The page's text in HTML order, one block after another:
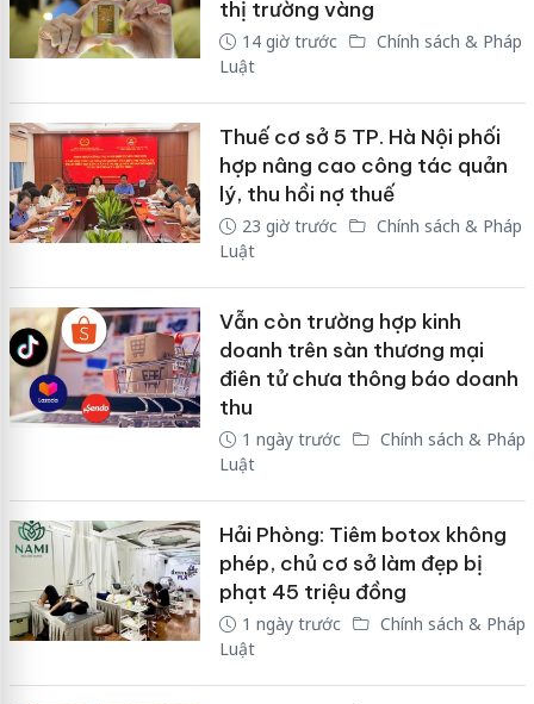
thị trường vàng
14 giờ trước
Chính sách & Pháp
Luật
Thuế cơ sở 5 TP. Hà Nội phối
hợp nâng cao công tác quản
lý, thu hồi nợ thuế
23 giờ trước
Chính sách & Pháp
Luật
Vẫn còn trường hợp kinh
doanh trên sàn thương mại
điên tử chưa thông báo doanh
thu
1 ngày trước
Chính sách & Pháp
Luật
Hải Phòng: Tiêm botox không
phép, chủ cơ sở làm đẹp bị
phạt 45 triệu đồng
1 ngày trước
Chính sách & Pháp
Luật